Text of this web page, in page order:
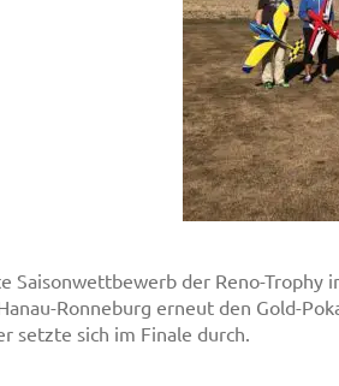
Saisonwettbewerb der Reno-
Ronneburg erneut den Gold-
setzte sich im Finale durch.